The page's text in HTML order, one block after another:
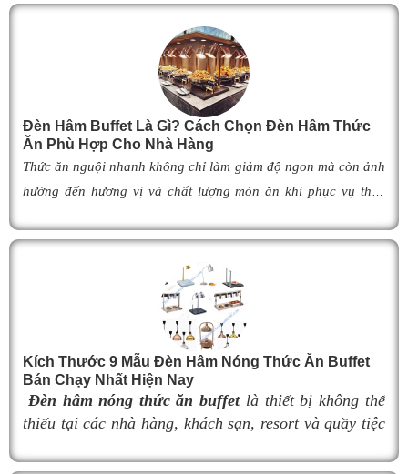
- Có độ bền cực cao, có thể sử dụng liên tục vài năm mà
không bị phai màu và mục nát
Tấm lót bàn ăn đẹp chuẩn 5 sao cho nhà hàng và khách
sạn
- Ta có thể cắt đôi tấm lót ra mà không sợ bung sợi hay
tuột mí
Đèn Hâm Buffet Là Gì? Cách Chọn Đèn Hâm Thức
Ăn Phù Hợp Cho Nhà Hàng
Thức ăn nguội nhanh không chỉ làm giảm độ ngon mà còn ảnh
hưởng đến hương vị và chất lượng món ăn khi phục vụ thực
thành giải pháp được nhiều nhà hàng, khách sạn và khu nghỉ
dưỡng lựa chọn nhờ khả năng giữ cho món ăn luôn ấm nóng,
thơm ngon như vừa mới chế biến. Vậy
tạo như thế nào, hoạt động ra sao và làm thế nào để lựa chọn
èn hâm nóng thức ănphù hợp, giúp tối ưu hiệu
quả giữ nhiệt cũng như nâng cao tính chuyên nghiệp cho
không gian buffet? Hãy cùng tìm hiểu ngay trong bài viết dưới
Kích Thước 9 Mẫu Đèn Hâm Nóng Thức Ăn Buffet
Bán Chạy Nhất Hiện Nay
Đèn hâm nóng thức ăn buffetlà thiết bị không thể
thiếu tại các nhà hàng, khách sạn, resort và quầy tiệc
món ăn luôn nóng hổi, thơm ngon trong suốt thời gian